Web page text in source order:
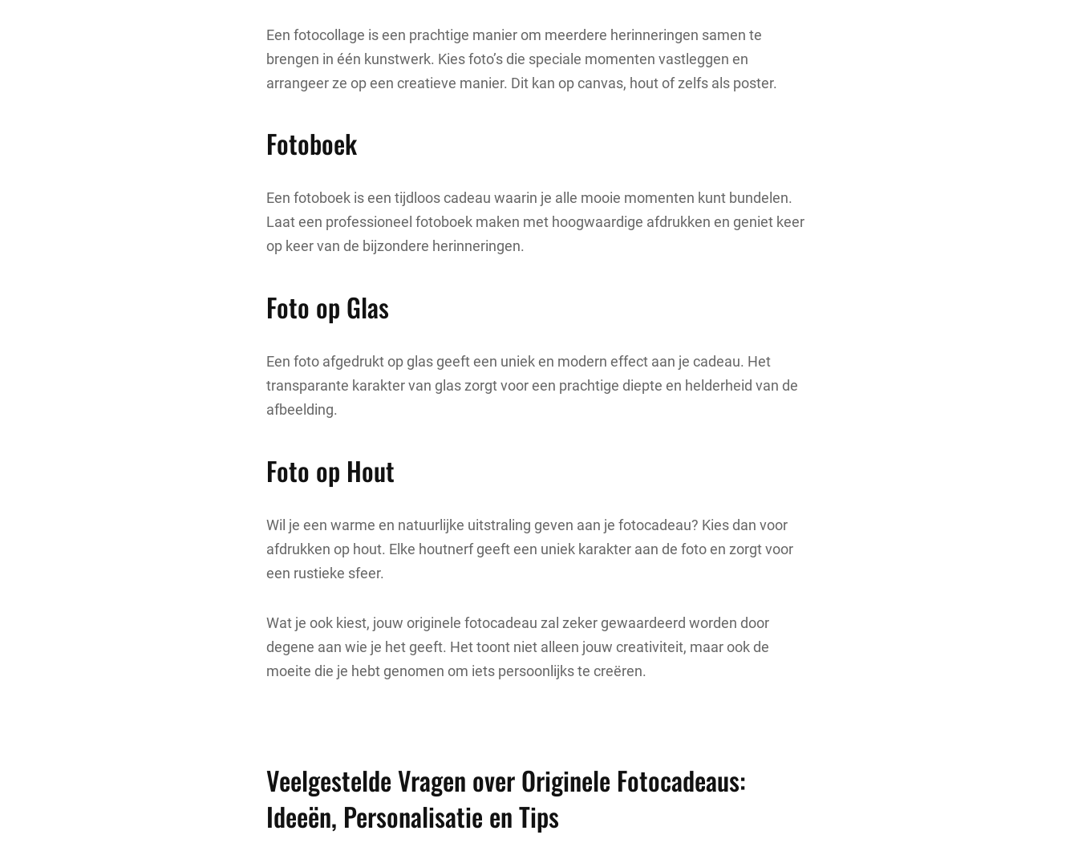
Een fotocollage is een prachtige manier om meerdere herinneringen samen te
brengen in één kunstwerk. Kies foto’s die speciale momenten vastleggen en
arrangeer ze op een creatieve manier. Dit kan op canvas, hout of zelfs als poster.
Fotoboek
Een fotoboek is een tijdloos cadeau waarin je alle mooie momenten kunt bundelen.
Laat een professioneel fotoboek maken met hoogwaardige afdrukken en geniet keer
op keer van de bijzondere herinneringen.
Foto op Glas
Een foto afgedrukt op glas geeft een uniek en modern effect aan je cadeau. Het
transparante karakter van glas zorgt voor een prachtige diepte en helderheid van de
afbeelding.
Foto op Hout
Wil je een warme en natuurlijke uitstraling geven aan je fotocadeau? Kies dan voor
afdrukken op hout. Elke houtnerf geeft een uniek karakter aan de foto en zorgt voor
een rustieke sfeer.
Wat je ook kiest, jouw originele fotocadeau zal zeker gewaardeerd worden door
degene aan wie je het geeft. Het toont niet alleen jouw creativiteit, maar ook de
moeite die je hebt genomen om iets persoonlijks te creëren.
Veelgestelde Vragen over Originele Fotocadeaus:
Ideeën, Personalisatie en Tips